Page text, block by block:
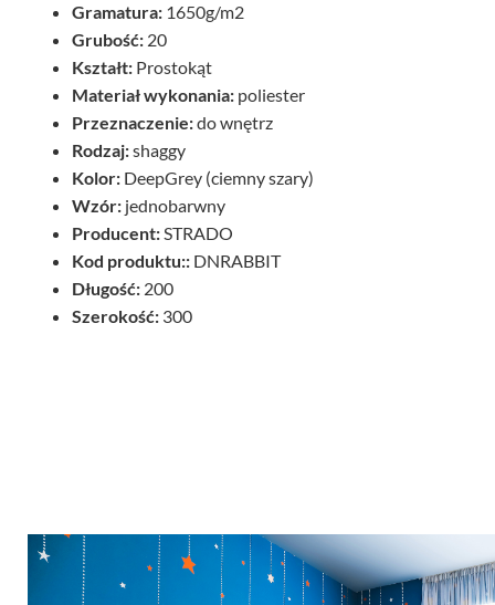
Gramatura: 1650g/m2
Grubość: 20
Kształt: Prostokąt
Materiał wykonania: poliester
Przeznaczenie:do wnętrz
Rodzaj:shaggy
Kolor: DeepGrey (ciemny szary)
Wzór: jednobarwny
Producent:STRADO
Kod produktu:: DNRABBIT
Długość: 200
Szerokość: 300